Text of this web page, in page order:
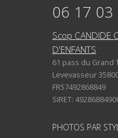
06 17 03
Scop CANDIDE
D'ENFANTS
61 pass du Grand
Levevasseur
FR57492868849
SIRET:
PHOTOS PAR